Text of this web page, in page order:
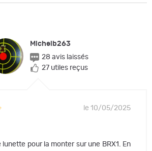
Michelb263
28 avis laissés
27 utiles reçus
le 10/05/2025
pour la monter sur une BRX1. En